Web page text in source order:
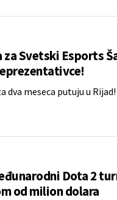
za Svetski Esports
dva meseca putuju u Rijad!
Dota 2
od milion dolara